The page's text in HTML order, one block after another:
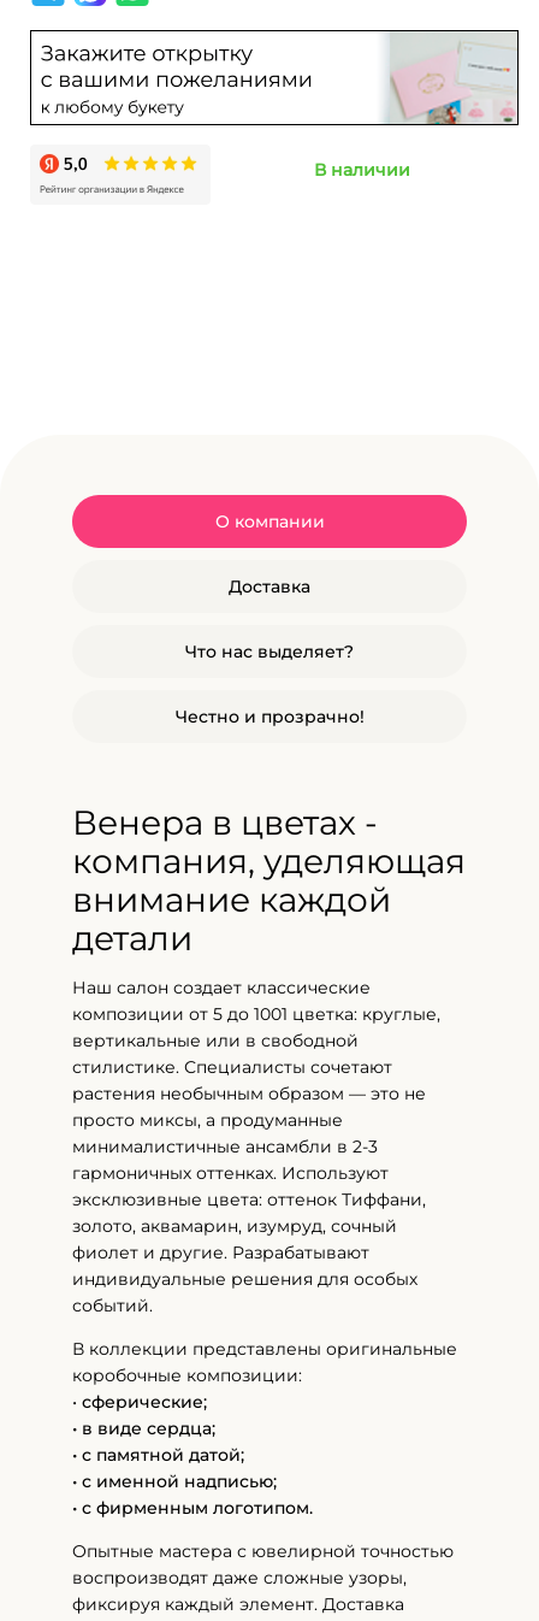
В наличии
О компании
Доставка
Что нас выделяет?
Честно и прозрачно!
Венера в цветах -
компания, уделяющая
внимание каждой
детали
Наш салон создает классические
композиции от 5 до 1001 цветка: круглые,
вертикальные или в свободной
стилистике. Специалисты сочетают
растения необычным образом — это не
просто миксы, а продуманные
минималистичные ансамбли в 2-3
гармоничных оттенках. Используют
эксклюзивные цвета: оттенок Тиффани,
золото, аквамарин, изумруд, сочный
фиолет и другие. Разрабатывают
индивидуальные решения для особых
событий.
В коллекции представлены оригинальные
коробочные композиции:
• сферические;
• в виде сердца;
• с памятной датой;
• с именной надписью;
• с фирменным логотипом.
Опытные мастера с ювелирной точностью
воспроизводят даже сложные узоры,
фиксируя каждый элемент. Доставка